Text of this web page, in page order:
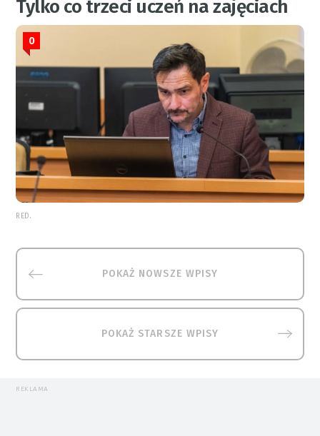
Tylko co trzeci uczeń na zajęciach
0
RED.
POKAŻ NOWSZE WPISY
POKAŻ STARSZE WPISY
REKLAMA